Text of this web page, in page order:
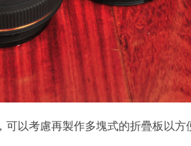
可以考慮再製作多塊式的折疊板以方